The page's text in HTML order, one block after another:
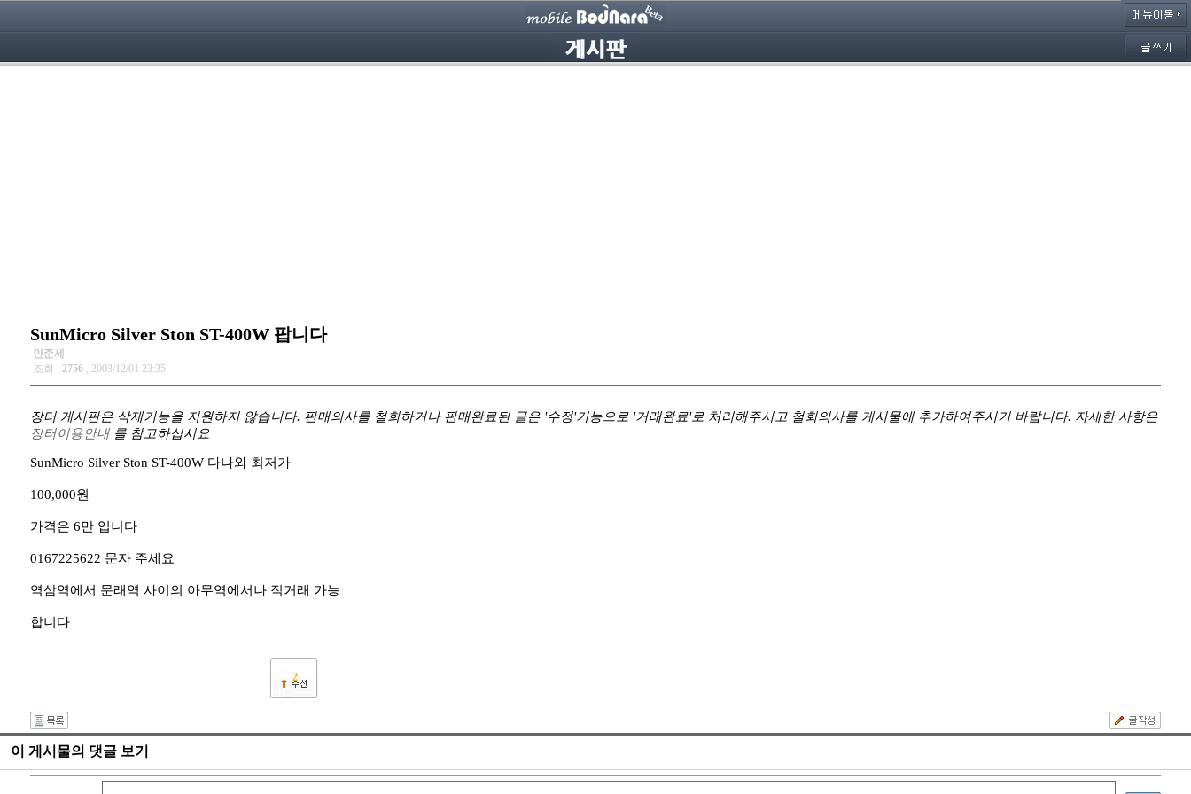
SunMicro Silver Ston ST-400W 팝니다
안준세
조회 : 2756 , 2003/12/01 23:35
장터 게시판은 삭제기능을 지원하지 않습니다. 판매의사를 철회하거나 판매완료된 글은 '수정'기능으로 '거래완료'로 처리해주시고 철회의사를 게시물에 추가하여주시기 바랍니다. 자세한 사항은
장터이용안내 를 참고하십시요
SunMicro Silver Ston ST-400W 다나와 최저가
100,000원
가격은 6만 입니다
0167225622 문자 주세요
역삼역에서 문래역 사이의 아무역에서나 직거래 가능
합니다
2
이 게시물의 댓글 보기